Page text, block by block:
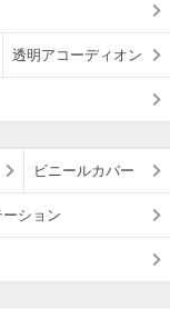
透明アコーディオン
ビニールカバー
ション